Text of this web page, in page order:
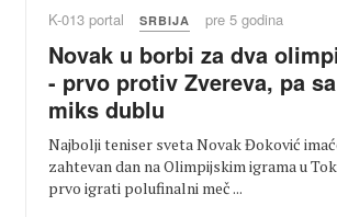
K-013 portal SRBIJA pre 5 godina
Novak u borbi za dva
- prvo protiv Zvereva, pa
miks dublu
Najbolji teniser sveta Novak Đoković
zahtevan dan na Olimpijskim igrama u
prvo igrati polufinalni meč ...